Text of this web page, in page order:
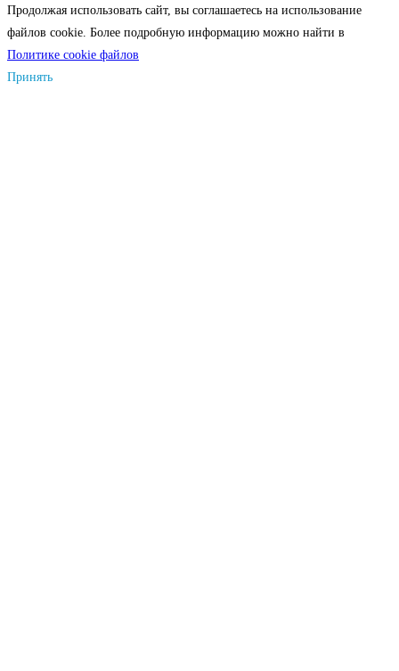
Продолжая использовать сайт, вы соглашаетесь на использование
файлов cookie. Более подробную информацию можно найти в
Политике cookie файлов
Принять